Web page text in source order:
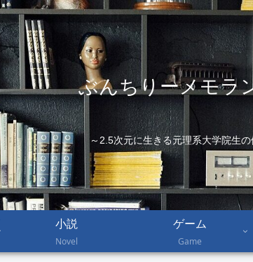
ぶんちりーメモラ
～2.5次元に生きる元理系大学院生
小説
Novel
ゲーム
Game